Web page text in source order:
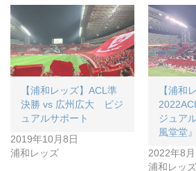
【浦和レッズ】ACL準
決勝 vs 広州広大 ビジ
ュアルサポート
2019年10月8日
浦和レッズ
【浦和
ジュア
風堂堂』
2022年8
浦和レッズ